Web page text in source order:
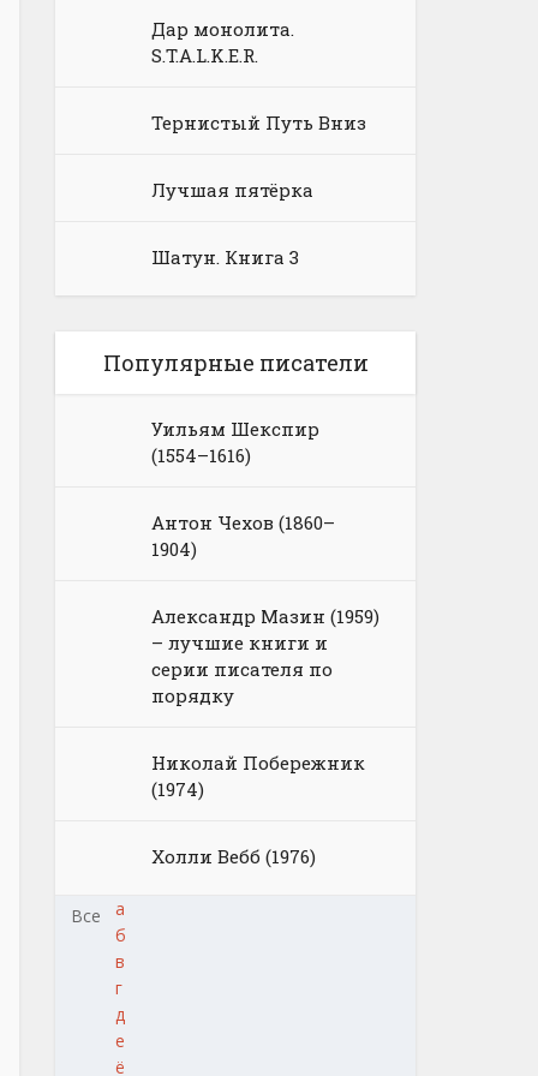
Дар монолита.
S.T.A.L.K.E.R.
Тернистый Путь Вниз
Лучшая пятёрка
Шатун. Книга 3
Популярные писатели
Уильям Шекспир
(1554–1616)
Антон Чехов (1860–
1904)
Александр Мазин (1959)
– лучшие книги и
серии писателя по
порядку
Николай Побережник
(1974)
Холли Вебб (1976)
Все
а
б
в
г
д
е
ё